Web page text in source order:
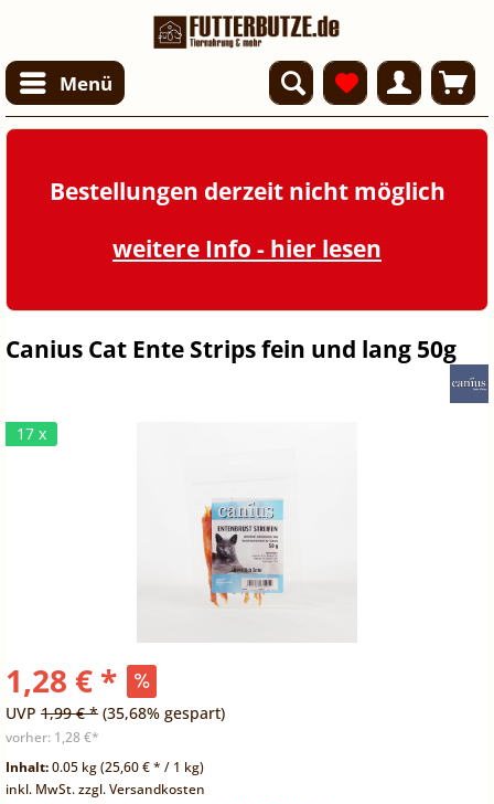
Menü
Bestellungen derzeit nicht möglich
weitere Info - hier lesen
Canius Cat Ente Strips fein und lang 50g
17 x
1,28 € *
UVP 1,99 € * (35,68% gespart)
vorher: 1,28 €*
Inhalt:0.05 kg (25,60 € * / 1 kg)
inkl. MwSt.zzgl. Versandkosten